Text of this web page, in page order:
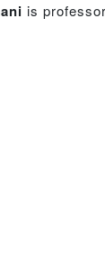
is